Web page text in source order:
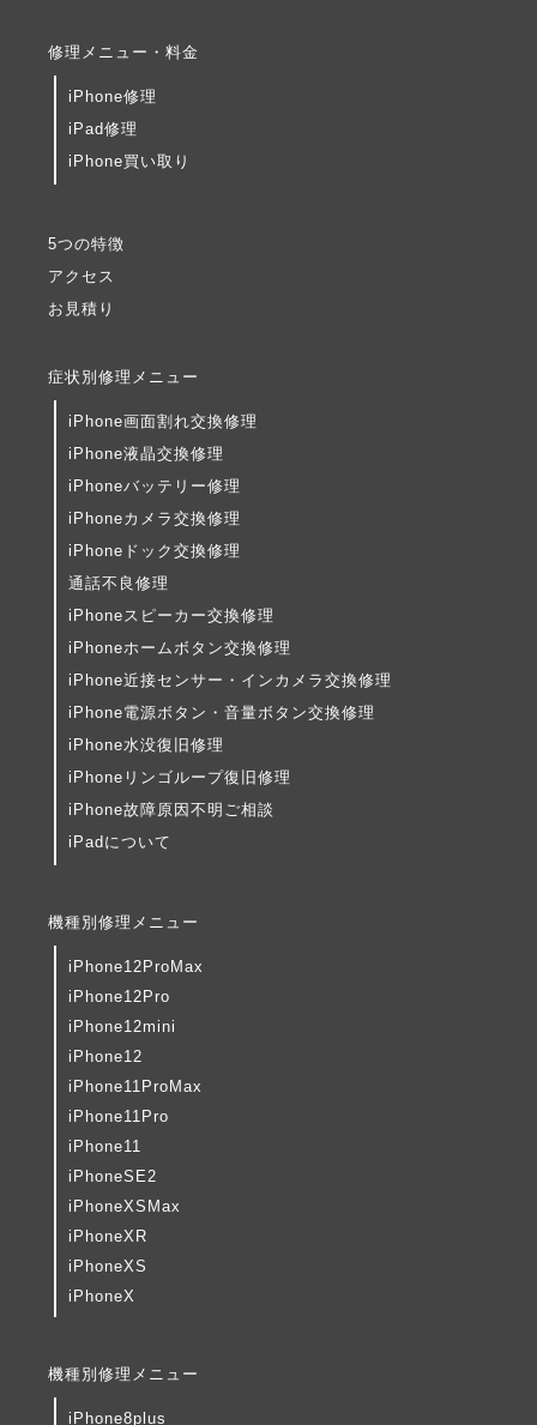
修理メニュー・料金
iPhone修理
iPad修理
iPhone買い取り
5つの特徴
アクセス
お見積り
症状別修理メニュー
iPhone画面割れ交換修理
iPhone液晶交換修理
iPhoneバッテリー修理
iPhoneカメラ交換修理
iPhoneドック交換修理
通話不良修理
iPhoneスピーカー交換修理
iPhoneホームボタン交換修理
iPhone近接センサー・インカメラ交換修理
iPhone電源ボタン・音量ボタン交換修理
iPhone水没復旧修理
iPhoneリンゴループ復旧修理
iPhone故障原因不明ご相談
iPadについて
機種別修理メニュー
iPhone12ProMax
iPhone12Pro
iPhone12mini
iPhone12
iPhone11ProMax
iPhone11Pro
iPhone11
iPhoneSE2
iPhoneXSMax
iPhoneXR
iPhoneXS
iPhoneX
機種別修理メニュー
iPhone8plus